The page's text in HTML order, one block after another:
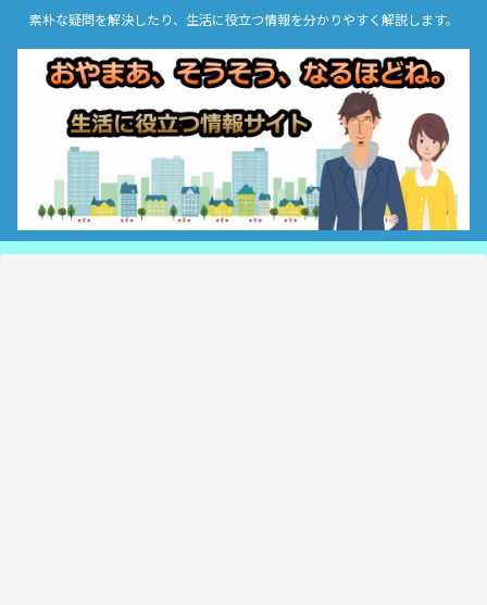
素朴な疑問を解決したり、生活に役立つ情報を分かりやすく解説します。